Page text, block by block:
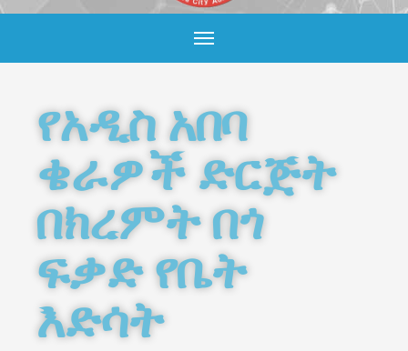
የአዲስ አበባ
ቄራዎች ድርጅት
በክረምት በጎ
ፍቃድ የቤት
እድሳት
p
a
ia